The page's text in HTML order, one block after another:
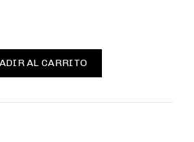
actual
es:
pulsador timbre 10A 250V SILVER
AL CARRITO